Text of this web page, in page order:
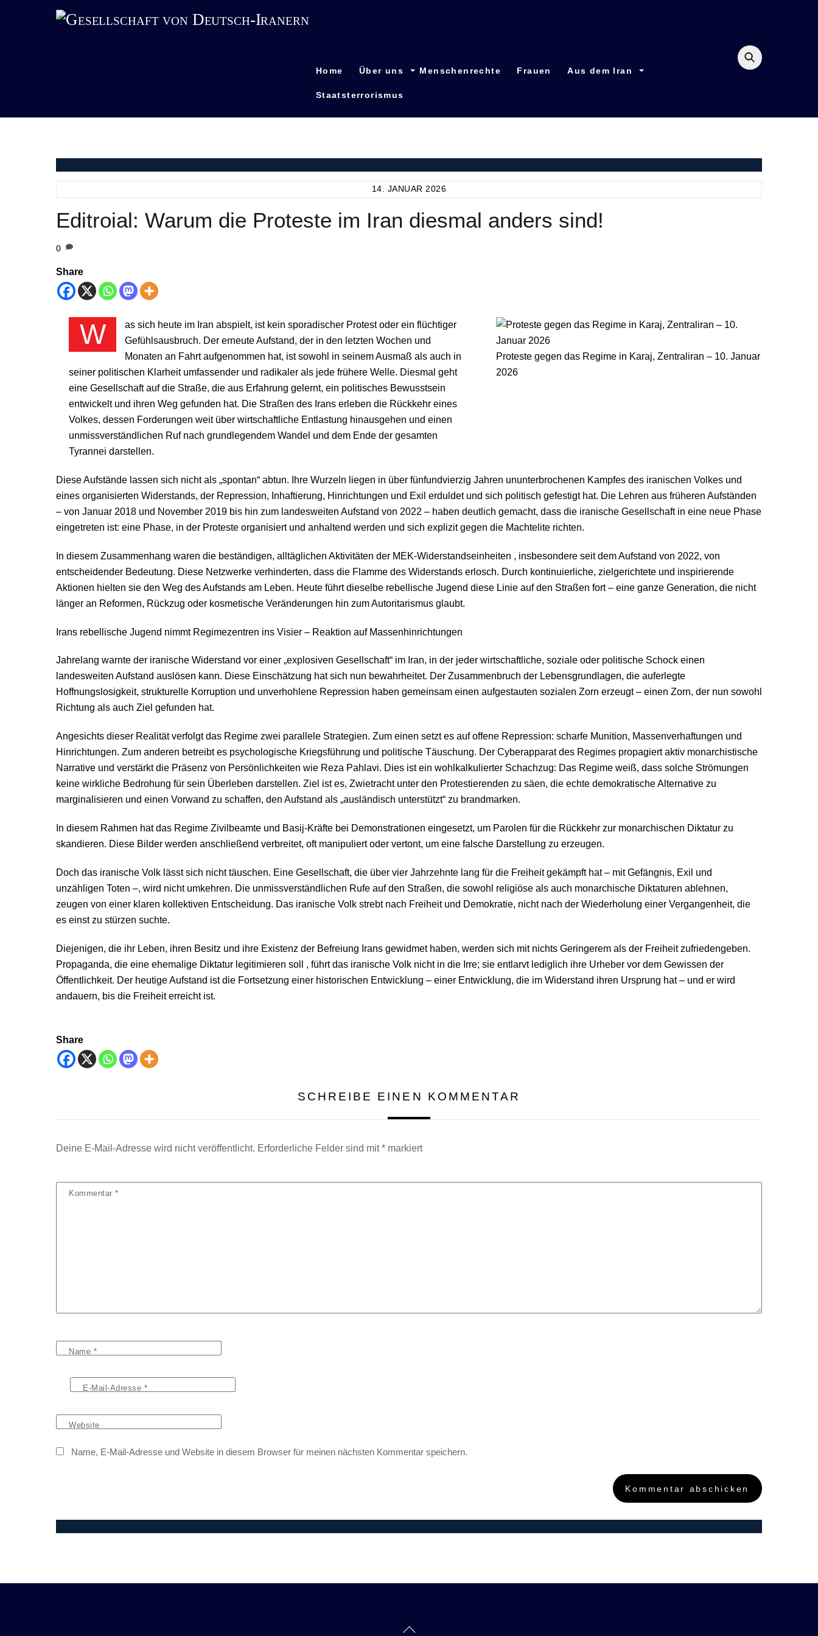
Home Über uns Menschenrechte Frauen Aus dem Iran
Staatsterrorismus
14. JANUAR 2026
Editroial: Warum die Proteste im Iran diesmal anders sind!
0
Share
Was sich heute im Iran abspielt, ist kein sporadischer Protest oder ein flüchtiger
Gefühlsausbruch. Der erneute Aufstand, der in den letzten Wochen und
Monaten an Fahrt aufgenommen hat, ist sowohl in seinem Ausmaß als auch in
seiner politischen Klarheit umfassender und radikaler als jede frühere Welle. Diesmal geht
eine Gesellschaft auf die Straße, die aus Erfahrung gelernt, ein politisches Bewusstsein
entwickelt und ihren Weg gefunden hat. Die Straßen des Irans erleben die Rückkehr eines
Volkes, dessen Forderungen weit über wirtschaftliche Entlastung hinausgehen und einen
unmissverständlichen Ruf nach grundlegendem Wandel und dem Ende der gesamten
Tyrannei darstellen.
Proteste gegen das Regime in Karaj, Zentraliran – 10. Januar
2026
Diese Aufstände lassen sich nicht als „spontan“ abtun. Ihre Wurzeln liegen in über fünfundvierzig Jahren ununterbrochenen Kampfes des iranischen Volkes und
eines organisierten Widerstands, der Repression, Inhaftierung, Hinrichtungen und Exil erduldet und sich politisch gefestigt hat. Die Lehren aus früheren Aufständen
– von Januar 2018 und November 2019 bis hin zum landesweiten Aufstand von 2022 – haben deutlich gemacht, dass die iranische Gesellschaft in eine neue Phase
eingetreten ist: eine Phase, in der Proteste organisiert und anhaltend werden und sich explizit gegen die Machtelite richten.
In diesem Zusammenhang waren die beständigen, alltäglichen Aktivitäten der MEK-Widerstandseinheiten , insbesondere seit dem Aufstand von 2022, von
entscheidender Bedeutung. Diese Netzwerke verhinderten, dass die Flamme des Widerstands erlosch. Durch kontinuierliche, zielgerichtete und inspirierende
Aktionen hielten sie den Weg des Aufstands am Leben. Heute führt dieselbe rebellische Jugend diese Linie auf den Straßen fort – eine ganze Generation, die nicht
länger an Reformen, Rückzug oder kosmetische Veränderungen hin zum Autoritarismus glaubt.
Irans rebellische Jugend nimmt Regimezentren ins Visier – Reaktion auf Massenhinrichtungen
Jahrelang warnte der iranische Widerstand vor einer „explosiven Gesellschaft“ im Iran, in der jeder wirtschaftliche, soziale oder politische Schock einen
landesweiten Aufstand auslösen kann. Diese Einschätzung hat sich nun bewahrheitet. Der Zusammenbruch der Lebensgrundlagen, die auferlegte
Hoffnungslosigkeit, strukturelle Korruption und unverhohlene Repression haben gemeinsam einen aufgestauten sozialen Zorn erzeugt – einen Zorn, der nun sowohl
Richtung als auch Ziel gefunden hat.
Angesichts dieser Realität verfolgt das Regime zwei parallele Strategien. Zum einen setzt es auf offene Repression: scharfe Munition, Massenverhaftungen und
Hinrichtungen. Zum anderen betreibt es psychologische Kriegsführung und politische Täuschung. Der Cyberapparat des Regimes propagiert aktiv monarchistische
Narrative und verstärkt die Präsenz von Persönlichkeiten wie Reza Pahlavi. Dies ist ein wohlkalkulierter Schachzug: Das Regime weiß, dass solche Strömungen
keine wirkliche Bedrohung für sein Überleben darstellen. Ziel ist es, Zwietracht unter den Protestierenden zu säen, die echte demokratische Alternative zu
marginalisieren und einen Vorwand zu schaffen, den Aufstand als „ausländisch unterstützt“ zu brandmarken.
In diesem Rahmen hat das Regime Zivilbeamte und Basij-Kräfte bei Demonstrationen eingesetzt, um Parolen für die Rückkehr zur monarchischen Diktatur zu
skandieren. Diese Bilder werden anschließend verbreitet, oft manipuliert oder vertont, um eine falsche Darstellung zu erzeugen.
Doch das iranische Volk lässt sich nicht täuschen. Eine Gesellschaft, die über vier Jahrzehnte lang für die Freiheit gekämpft hat – mit Gefängnis, Exil und
unzähligen Toten –, wird nicht umkehren. Die unmissverständlichen Rufe auf den Straßen, die sowohl religiöse als auch monarchische Diktaturen ablehnen,
zeugen von einer klaren kollektiven Entscheidung. Das iranische Volk strebt nach Freiheit und Demokratie, nicht nach der Wiederholung einer Vergangenheit, die
es einst zu stürzen suchte.
Diejenigen, die ihr Leben, ihren Besitz und ihre Existenz der Befreiung Irans gewidmet haben, werden sich mit nichts Geringerem als der Freiheit zufriedengeben.
Propaganda, die eine ehemalige Diktatur legitimieren soll , führt das iranische Volk nicht in die Irre; sie entlarvt lediglich ihre Urheber vor dem Gewissen der
Öffentlichkeit. Der heutige Aufstand ist die Fortsetzung einer historischen Entwicklung – einer Entwicklung, die im Widerstand ihren Ursprung hat – und er wird
andauern, bis die Freiheit erreicht ist.
Share
SCHREIBE EINEN KOMMENTAR
Deine E-Mail-Adresse wird nicht veröffentlicht. Erforderliche Felder sind mit* markiert
Kommentar*
Name *
E-Mail-Adresse *
Website
Name, E-Mail-Adresse und Website in diesem Browser für meinen nächsten Kommentar speichern.
Back